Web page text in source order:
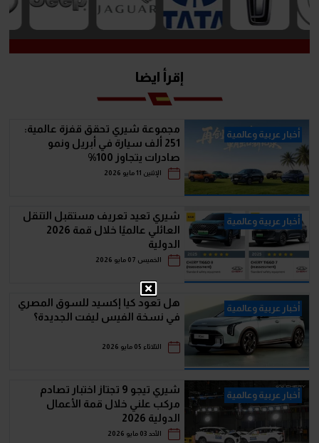
إقرأ ايضا
أخبار عربية وعالمية
مجموعة شيري تحقق قفزة عالمية:
251 ألف سيارة في أبريل ونمو
صادرات يتجاوز 100%
الإثنين 11 مايو 2026
أخبار عربية وعالمية
شيري تعيد تعريف مستقبل التنقل
العائلي عالميًا خلال قمة 2026
الدولية
الخميس 07 مايو 2026
أخبار عربية وعالمية
هل تعود كيا إكسيد للسوق المصري
في نسخة الفيس ليفت الجديدة؟
الثلاثاء 05 مايو 2026
أخبار عربية وعالمية
شيري تيجو 9 تجتاز اختبار تصادم
مركب علني خلال قمة الأعمال
الدولية 2026
الأحد 03 مايو 2026